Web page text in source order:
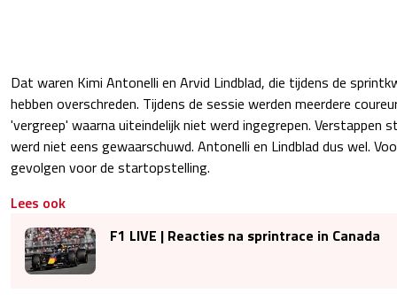
Dat waren Kimi Antonelli en Arvid Lindblad, die tijdens de
hebben overschreden. Tijdens de sessie werden meerdere
'vergreep' waarna uiteindelijk niet werd ingegrepen. Verstappen
werd niet eens gewaarschuwd. Antonelli en Lindblad dus wel.
gevolgen voor de startopstelling.
Lees ook
F1 LIVE | Reacties na sprintrace in Canada